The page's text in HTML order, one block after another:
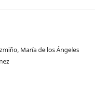
María de los Ángeles